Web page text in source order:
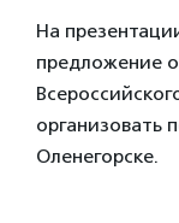
На
предложение
организовать
Оленегорске.